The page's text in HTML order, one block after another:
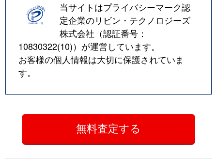
当サイトはプライバシーマーク認
定企業のリビン・テクノロジーズ
株式会社（認証番号：
10830322(10)）が運営しています。
お客様の個人情報は大切に保護されていま
す。